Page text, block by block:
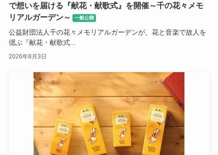
で想いを届ける『献花・献歌式』を開催～千の花々メモ
リアルガーデン～
一般公開
公益財団法人千の花々メモリアルガーデンが、花と音楽で故人を
偲ぶ『献花・献歌式...
2026年8月3日